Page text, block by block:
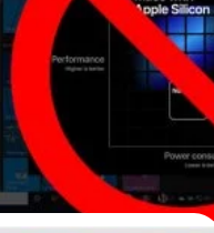
ได้ประกาศเปลี่ยนชิป
เป็น ARM ที่ Apple
ทำให้มีคำถามว่า แล้ว
ป็นอย่างไรต่อไป ซึ่งกรณี
ละ Microsoft ได้ออกมา
ARM ลง Windows ผ่าน
ายืนยันอีกข่าวเช่นกัน
ะยังได้ไปต่อไหม (Parallel